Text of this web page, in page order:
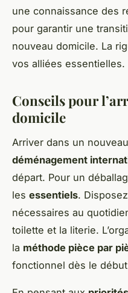
une connaissance des
pour garantir une
nouveau domicile. La
vos alliées essentielles.
Conseils pour
domicile
Arriver dans un
déménagement
départ. Pour un
les essentiels.
nécessaires au
toilette et la literie.
la méthode pièce par
fonctionnel dès le